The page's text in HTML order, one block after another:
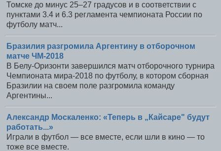
Томске до минус 25–27 градусов и в соответствии с
пунктами 3.4 и 6.3 регламента чемпионата России по
футболу матч...
Бразилия разгромила Аргентину в отборочном
матче ЧМ-2018
В Белу-Оризонти завершился матч отборочного турнира
Чемпионата мира-2018 по футболу, в котором сборная
Бразилии на своем поле разгромила команду
Аргентины...
Александр Москаленко: «Теперь в „Кайсаре" будут
работать...»
Играли в футбол — все вместе, если шли в кино — то
тоже все вместе.